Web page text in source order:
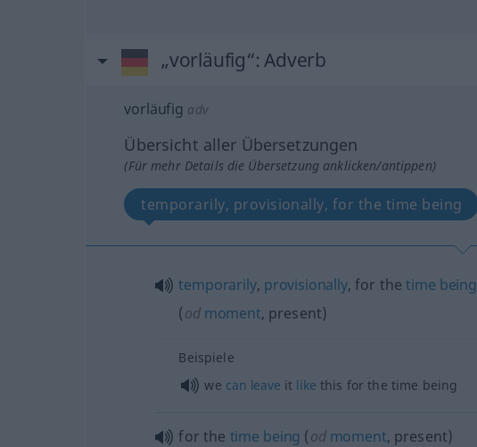
„vorläufig“: Adverb
vorläufig adv
Übersicht aller Übersetzungen
(Für mehr Details die Übersetzung anklicken/antippen)
temporarily, provisionally, for the time being
temporarily, provisionally, for thetime being
(odmoment, present)
Beispiele
we can leave it like this for the time being
for the time being (odmoment, present)